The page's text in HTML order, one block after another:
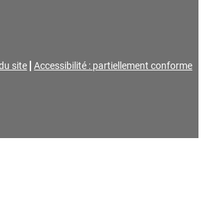
site Accessibilité : partiellement conforme